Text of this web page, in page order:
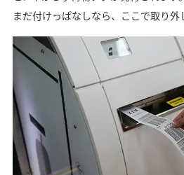
まだ付けっぱなしなら、ここで取り外